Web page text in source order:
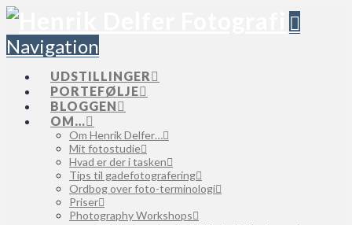
Navigation
UDSTILLINGER
PORTEFØLJE
BLOGGEN
OM…
Om Henrik Delfer…
Mit fotostudie
Hvad er der i tasken
Tips til gadefotografering
Ordbog over foto-terminologi
Priser
Photography Workshops